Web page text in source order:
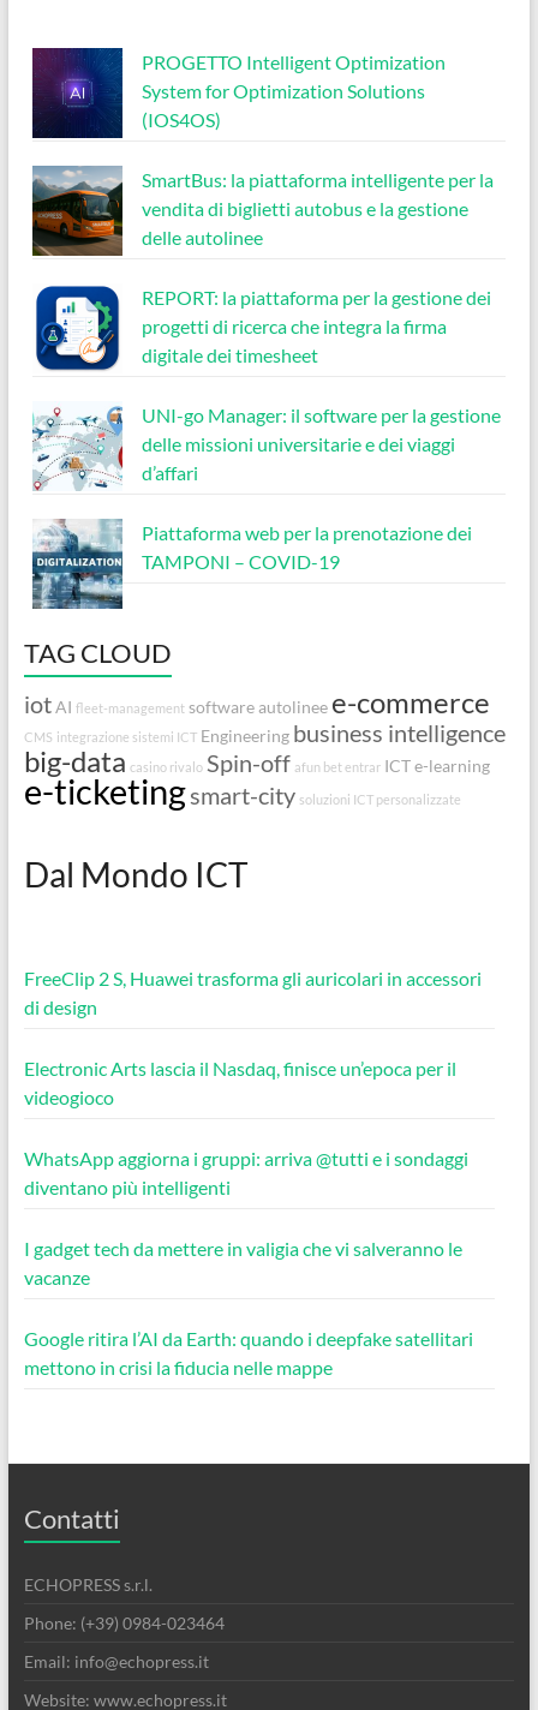
PROGETTO Intelligent Optimization
System for Optimization Solutions
(IOS4OS)
SmartBus: la piattaforma intelligente per la
vendita di biglietti autobus e la gestione
delle autolinee
REPORT: la piattaforma per la gestione dei
progetti di ricerca che integra la firma
digitale dei timesheet
UNI-go Manager: il software per la gestione
delle missioni universitarie e dei viaggi
d’affari
Piattaforma web per la prenotazione dei
TAMPONI – COVID-19
TAG CLOUD
iotAI fleet-management software autolinee e-commerce
CMS integrazione sistemi ICT Engineering business intelligence
big-data casino rivalo Spin-off afun bet entrar ICTe-learning
e-ticketingsmart-city soluzioni ICT personalizzate
Dal Mondo ICT
FreeClip 2 S, Huawei trasforma gli auricolari in accessori
di design
Electronic Arts lascia il Nasdaq, finisce un’epoca per il
videogioco
WhatsApp aggiorna i gruppi: arriva @tutti e i sondaggi
diventano più intelligenti
I gadget tech da mettere in valigia che vi salveranno le
vacanze
Google ritira l’AI da Earth: quando i deepfake satellitari
mettono in crisi la fiducia nelle mappe
Contatti
ECHOPRESS s.r.l.
Phone: (+39) 0984-023464
Email: info@echopress.it
Website: www.echopress.it